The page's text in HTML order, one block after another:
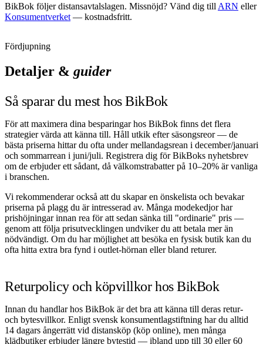
BikBok följer distansavtalslagen. Missnöjd? Vänd dig till ARN eller
Konsumentverket — kostnadsfritt.
Fördjupning
Detaljer & guider
Så sparar du mest hos BikBok
För att maximera dina besparingar hos BikBok finns det flera
strategier värda att känna till. Håll utkik efter säsongsreor — de
bästa priserna hittar du ofta under mellandagsrean i december/januari
och sommarrean i juni/juli. Registrera dig för BikBoks nyhetsbrev
om de erbjuder ett sådant, då välkomstrabatter på 10–20% är vanliga
i branschen.
Vi rekommenderar också att du skapar en önskelista och bevakar
priserna på plagg du är intresserad av. Många modekedjor har
prishöjningar innan rea för att sedan sänka till "ordinarie" pris —
genom att följa prisutvecklingen undviker du att betala mer än
nödvändigt. Om du har möjlighet att besöka en fysisk butik kan du
ofta hitta extra bra fynd i outlet-hörnan eller bland returer.
Returpolicy och köpvillkor hos BikBok
Innan du handlar hos BikBok är det bra att känna till deras retur-
och bytesvillkor. Enligt svensk konsumentlagstiftning har du alltid
14 dagars ångerrätt vid distansköp (köp online), men många
klädbutiker erbjuder längre bytestid — ibland upp till 30 eller 60